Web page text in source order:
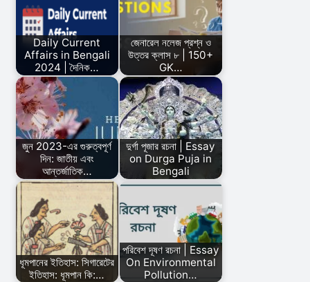
Daily Current
Affairs in Bengali
2024 | দৈনিক…
জেনারেল নলেজ প্রশ্ন ও
উত্তর ক্লাস ৮ | 150+
GK…
জুন 2023-এর গুরুত্বপূর্ণ
দিন: জাতীয় এবং
আন্তর্জাতিক…
দুর্গা পূজার রচনা | Essay
on Durga Puja in
Bengali
ধূমপানের ইতিহাস: সিগারেটের
ইতিহাস: ধূমপান কি:…
পরিবেশ দূষণ রচনা | Essay
On Environmental
Pollution…